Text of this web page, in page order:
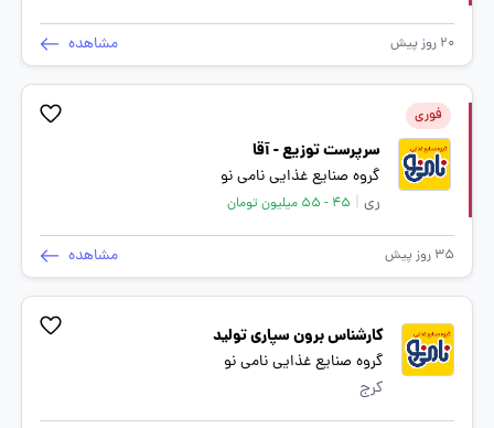
20 روز پیش مشاهده
فوری
سرپرست توزیع - آقا
گروه صنایع غذایی نامی نو
ری | 45 - 55 میلیون تومان
35 روز پیش مشاهده
کارشناس برون سپاری تولید
گروه صنایع غذایی نامی نو
کرج